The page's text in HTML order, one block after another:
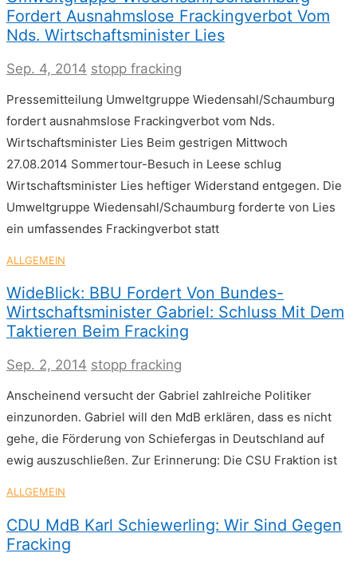
Fordert Ausnahmslose Frackingverbot Vom
Nds. Wirtschaftsminister Lies
Sep. 4, 2014 stopp fracking
Pressemitteilung Umweltgruppe Wiedensahl/Schaumburg
fordert ausnahmslose Frackingverbot vom Nds.
Wirtschaftsminister Lies Beim gestrigen Mittwoch
27.08.2014 Sommertour-Besuch in Leese schlug
Wirtschaftsminister Lies heftiger Widerstand entgegen. Die
Umweltgruppe Wiedensahl/Schaumburg forderte von Lies
ein umfassendes Frackingverbot statt
ALLGEMEIN
WideBlick: BBU Fordert Von Bundes-
Wirtschaftsminister Gabriel: Schluss Mit Dem
Taktieren Beim Fracking
Sep. 2, 2014 stopp fracking
Anscheinend versucht der Gabriel zahlreiche Politiker
einzunorden. Gabriel will den MdB erklären, dass es nicht
gehe, die Förderung von Schiefergas in Deutschland auf
ewig auszuschließen. Zur Erinnerung: Die CSU Fraktion ist
ALLGEMEIN
CDU MdB Karl Schiewerling: Wir Sind Gegen
Fracking